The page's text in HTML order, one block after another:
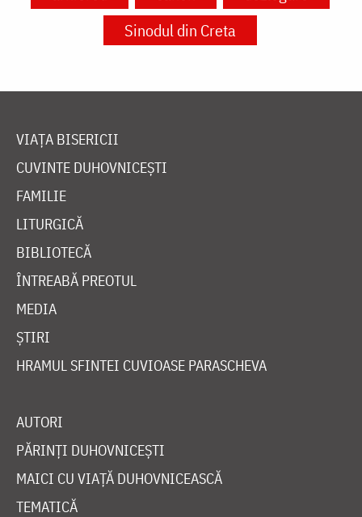
Sinodul din Creta
VIAȚA BISERICII
CUVINTE DUHOVNICEȘTI
FAMILIE
LITURGICĂ
BIBLIOTECĂ
ÎNTREABĂ PREOTUL
MEDIA
ȘTIRI
HRAMUL SFINTEI CUVIOASE PARASCHEVA
AUTORI
PĂRINȚI DUHOVNICEȘTI
MAICI CU VIAȚĂ DUHOVNICEASCĂ
TEMATICĂ